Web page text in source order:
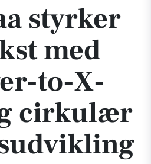
styrker
med
to-X-
cirkulær